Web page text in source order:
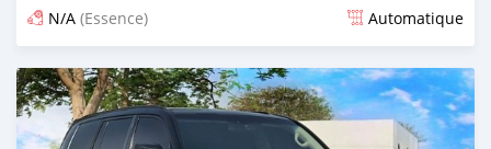
N/A (Essence) Automatique
Publié il y a presque 6 ans